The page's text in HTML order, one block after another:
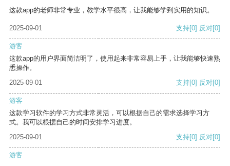
这款app的老师非常专业，教学水平很高，让我能够学到实用的知识。
2025-09-01 支持[0] 反对[0]
游客
这款app的用户界面简洁明了，使用起来非常容易上手，让我能够快速熟
悉操作。
2025-09-01
支持[0] 反对[0]
游客
这款学习软件的学习方式非常灵活，可以根据自己的需求选择学习方
式。我可以根据自己的时间安排学习进度。
2025-09-01
支持[0] 反对[0]
游客